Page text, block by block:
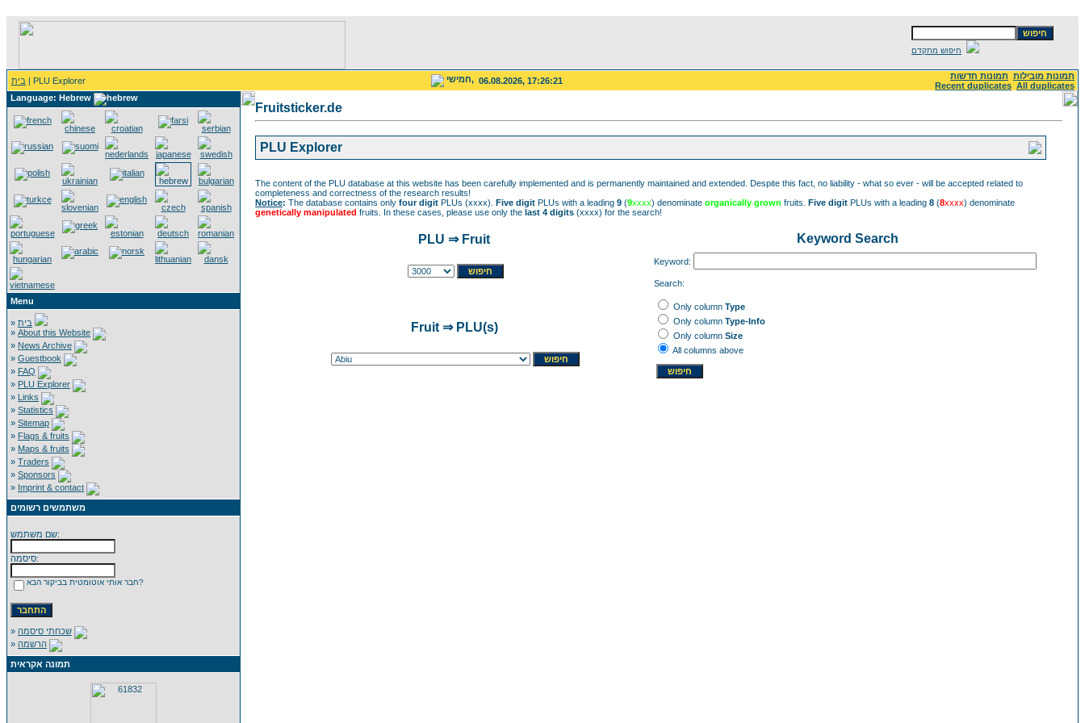
חיפוש מתקדם
בית | PLU Explorer חמישי, 06.08.2026, 17:26:21 תמונות מובילות תמונות חדשות
Recent duplicates All duplicates
Language: Hebrew
Menu
» בית
» About this Website
» News Archive
» Guestbook
» FAQ
» PLU Explorer
» Links
» Statistics
» Sitemap
» Flags & fruits
» Maps & fruits
» Traders
» Sponsors
» Imprint & contact
משתמשים רשומים
שם משתמש:
סיסמה:
חבר אותי אוטומטית בביקור הבא?
» שכחתי סיסמה
» הרשמה
תמונה אקראית
Fruitsticker.de
PLU Explorer
The content of the PLU database at this website has been carefully implemented and is permanently maintained and extended. Despite this fact, no liability - what so ever - will be accepted related to
completeness and correctness of the research results!
Notice: The database contains only four digit PLUs (xxxx). Five digit PLUs with a leading 9 (9xxxx) denominate organically grown fruits. Five digit PLUs with a leading 8 (8xxxx) denominate
genetically manipulated fruits. In these cases, please use only the last 4 digits (xxxx) for the search!
PLU ⇒ Fruit Keyword Search
Keyword:
Search:
Only column Type
Only column Type-Info
Only column Size
All columns above
Fruit ⇒ PLU(s)